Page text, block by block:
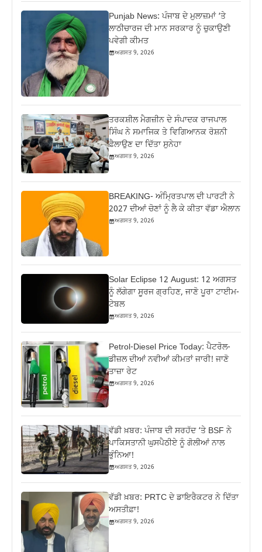
Punjab News: ਪੰਜਾਬ ਦੇ ਮੁਲਾਜ਼ਮਾਂ ‘ਤੇ
ਲਾਠੀਚਾਰਜ ਦੀ ਮਾਨ ਸਰਕਾਰ ਨੂੰ ਚੁਕਾਉਣੀ
ਪਵੇਗੀ ਕੀਮਤ
ਅਗਸਤ 9, 2026
ਤਰਕਸ਼ੀਲ ਮੈਗਜ਼ੀਨ ਦੇ ਸੰਪਾਦਕ ਰਾਜਪਾਲ
ਸਿੰਘ ਨੇ ਸਮਾਜਿਕ ਤੇ ਵਿਗਿਆਨਕ ਰੋਸ਼ਨੀ
ਫ਼ੈਲਾਉਣ ਦਾ ਦਿੱਤਾ ਸੁਨੇਹਾ
ਅਗਸਤ 9, 2026
BREAKING- ਅੰਮ੍ਰਿਤਪਾਲ ਦੀ ਪਾਰਟੀ ਨੇ
2027 ਦੀਆਂ ਚੋਣਾਂ ਨੂੰ ਲੈ ਕੇ ਕੀਤਾ ਵੱਡਾ ਐਲਾਨ
ਅਗਸਤ 9, 2026
Solar Eclipse 12 August: 12 ਅਗਸਤ
ਨੂੰ ਲੱਗੇਗਾ ਸੂਰਜ ਗ੍ਰਹਿਣ, ਜਾਣੋ ਪੂਰਾ ਟਾਈਮ-
ਟੇਬਲ
ਅਗਸਤ 9, 2026
Petrol-Diesel Price Today: ਪੈਟਰੋਲ-
ਡੀਜ਼ਲ ਦੀਆਂ ਨਵੀਆਂ ਕੀਮਤਾਂ ਜਾਰੀ! ਜਾਣੋ
ਤਾਜ਼ਾ ਰੇਟ
ਅਗਸਤ 9, 2026
ਵੱਡੀ ਖ਼ਬਰ: ਪੰਜਾਬ ਦੀ ਸਰਹੱਦ ‘ਤੇ BSF ਨੇ
ਪਾਕਿਸਤਾਨੀ ਘੁਸਪੈਠੀਏ ਨੂੰ ਗੋਲੀਆਂ ਨਾਲ
ਭੁੰਨਿਆ!
ਅਗਸਤ 9, 2026
ਵੱਡੀ ਖ਼ਬਰ: PRTC ਦੇ ਡਾਇਰੈਕਟਰ ਨੇ ਦਿੱਤਾ
ਅਸਤੀਫ਼ਾ!
ਅਗਸਤ 9, 2026